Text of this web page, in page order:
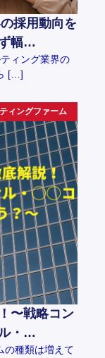
採用動向を
幅…
ィング業界の
[…]
ィングファーム
〜戦略コン
・…
の種類は増えて